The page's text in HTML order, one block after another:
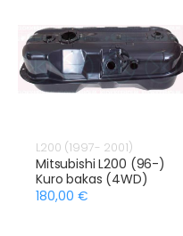
L200 (1997- 2001)
Mitsubishi L200 (96-)
Kuro bakas (4WD)
180,00 €